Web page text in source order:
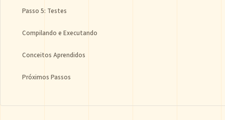
Passo 5: Testes
Compilando e Executando
Conceitos Aprendidos
Próximos Passos